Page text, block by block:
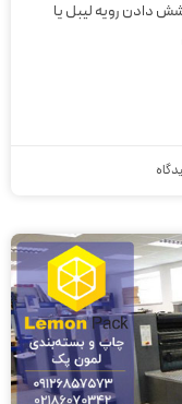
دادن رویه لیبل یا